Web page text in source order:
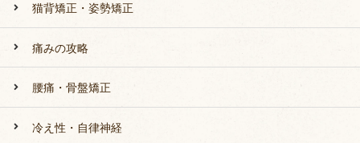
猫背矯正・姿勢矯正
痛みの攻略
腰痛・骨盤矯正
冷え性・自律神経